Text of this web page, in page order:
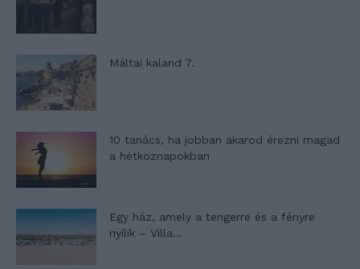
Máltai kaland 7.
10 tanács, ha jobban akarod érezni magad
a hétköznapokban
Egy ház, amely a tengerre és a fényre
nyílik – Villa...